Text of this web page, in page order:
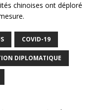
chinoises ont déploré
COVID-19
DIPLOMATIQUE